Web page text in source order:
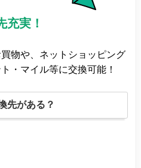
充実！
物や、ネットショッピング
・マイル等に交換可能！
先がある？